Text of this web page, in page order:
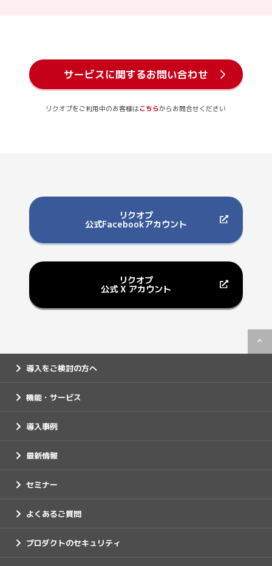
サービスに関するお問い合わせ
リクオプをご利用中のお客様はこちらからお問合せください
リクオプ
公式Facebookアカウント
リクオプ
公式 X アカウント
導入をご検討の方へ
機能・サービス
導入事例
最新情報
セミナー
よくあるご質問
プロダクトのセキュリティ